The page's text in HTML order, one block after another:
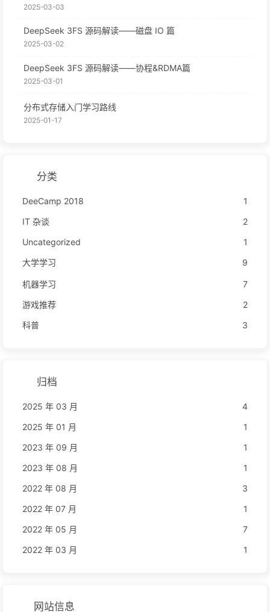
2025-03-03
DeepSeek 3FS 源码解读——磁盘 IO 篇
2025-03-02
DeepSeek 3FS 源码解读——协程&RDMA篇
2025-03-01
分布式存储入门学习路线
2025-01-17
分类
DeeCamp 2018
1
IT 杂谈
2
Uncategorized
1
大学学习
9
机器学习
7
游戏推荐
2
科普
3
归档
2025 年 03 月
4
2025 年 01 月
1
2023 年 09 月
1
2023 年 08 月
1
2022 年 08 月
3
2022 年 07 月
1
2022 年 05 月
7
2022 年 03 月
1
网站信息